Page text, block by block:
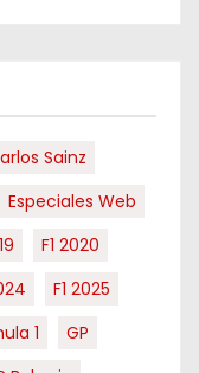
Sainz
Especiales Web
F1 2020
F1 2025
1
GP